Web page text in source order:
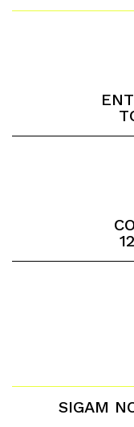
SIGAM